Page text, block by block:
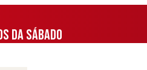
DA SÁBADO